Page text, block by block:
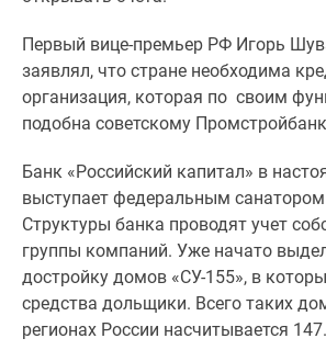
Подмосковья
Студии
комнатные
комнатные
Квартиры
карте
Ипотечный
калькулятор
Первый вице-премьер РФ Игорь
заявлял, что стране необходима
организация, которая по своим
подобна советскому
Банк «Российский капитал» в
выступает федеральным
Структуры банка проводят учет
группы компаний. Уже начато
достройку домов «СУ-155», в
средства дольщики. Всего таких
регионах России насчитывается 147.